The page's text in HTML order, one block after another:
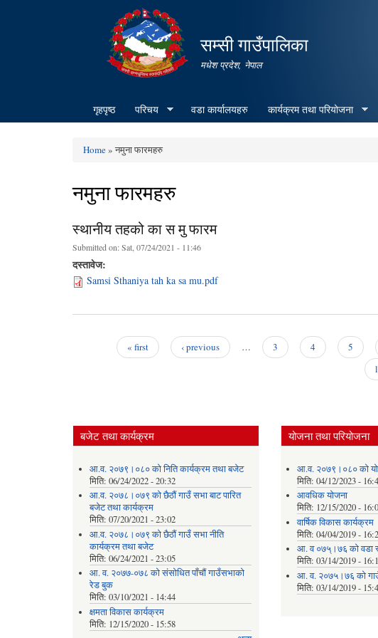
सम्सी गाउँपालिका
मधेश प्रदेश, नेपाल
गृहपृष्ठ परिचय वडा कार्यालयहरु कार्यक्रम तथा परियोजना
You are here
Home» नमुना फारमहरु
नमुना फारमहरु
स्थानीय तहको का स मु फारम
Submitted on:Sat, 07/24/2021 - 11:46
दस्तावेज:
Samsi Sthaniya tah ka sa mu.pdf
« first ‹ previous … 3 4 5
बजेट तथा कार्यक्रम
आ.व. २०७९।०८० को निति कार्यक्रम तथा बजेट
मिति: 06/24/2022 - 20:32
आ.व. २०७८।०७९ को छैठौं गाउँ सभा बाट पारित
बजेट तथा कार्यक्रम
मिति: 07/20/2021 - 23:02
आ.व. २०७८।०७९ को छैठौं गाउँ सभा नीति
कार्यक्रम तथा बजेट
मिति: 06/24/2021 - 23:05
आ. व. २०७७-०७८ को संसोधित पाँचौं गाउँसभाको
रेड बुक
मिति: 03/10/2021 - 14:44
क्षमता विकास कार्यक्रम
मिति: 12/15/2020 - 15:58
योजना तथा परियोजना
आ.व. २०७९।०८० को
मिति:04/12/2023 -
आवधिक योजना
मिति: 12/15/2020 -
वार्षिक विकास कार्यक्रम
मिति:04/04/2019 -
आ. व ०७५्।७६ को वडा
मिति:03/14/2019 -
आ. व. २०७५।७६ को
मिति:03/14/2019 -